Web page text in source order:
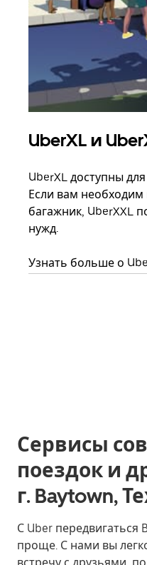
UberXL и
UberXL доступны
Если вам
багажник, UberXXL
нужд.
Узнать больше о
Сервисы
поездок и
г. Baytown,
С Uber передвигаться
проще. С нами вы